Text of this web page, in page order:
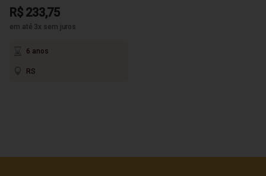
R$ 233,75
em até 3x sem juros
6 anos
RS